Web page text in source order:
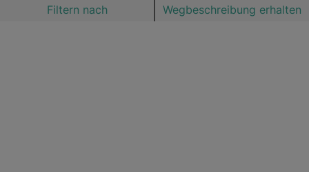
Filtern nach Wegbeschreibung erhalten